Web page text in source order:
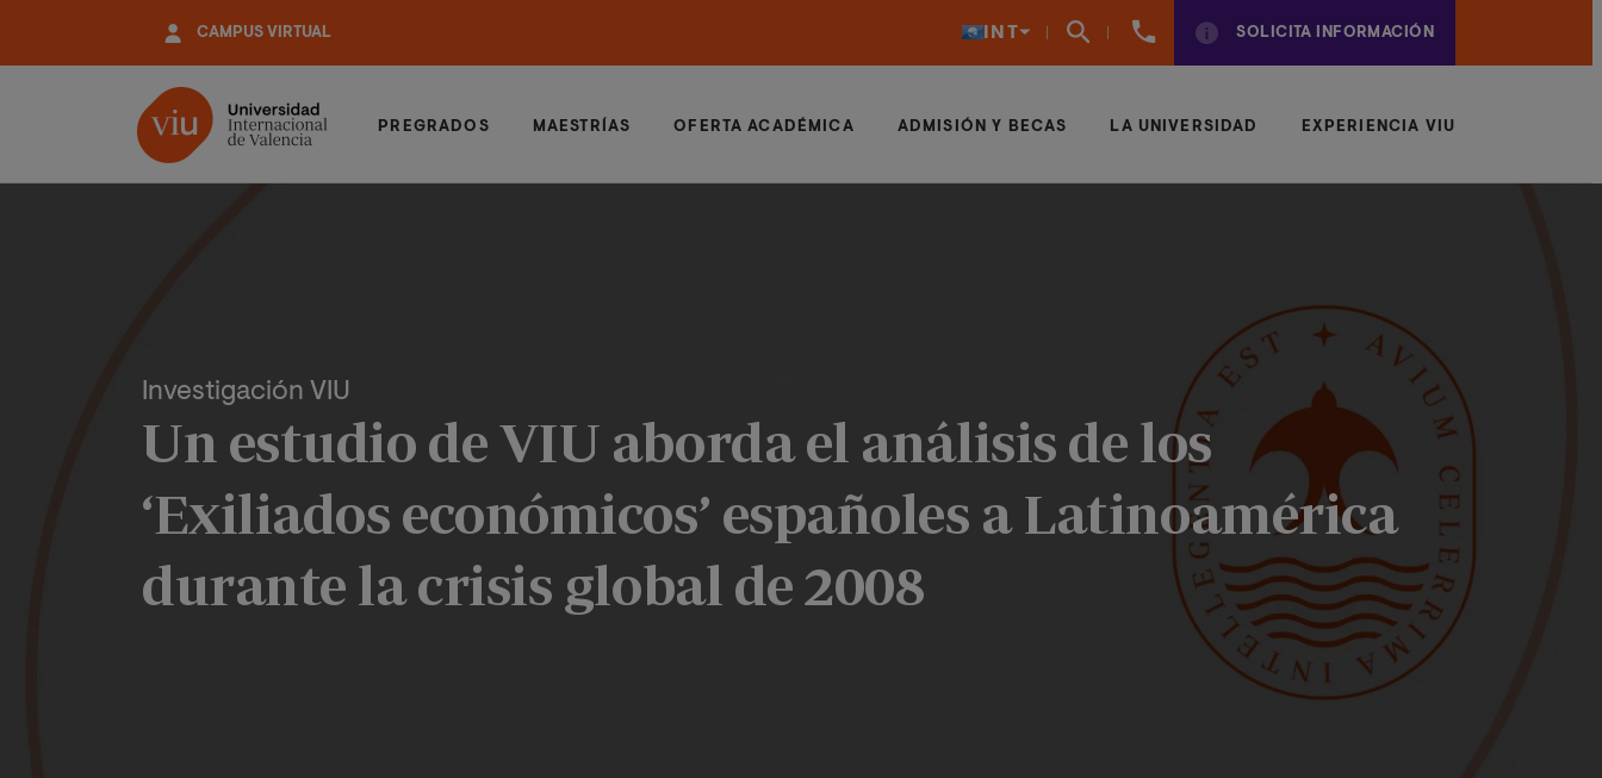
contenido
CAMPUS VIRTUAL INT
961
SOLICITA INFORMACIÓN
PREGRADOS MAESTRÍAS OFERTA ACADÉMICA ADMISIÓN Y BECAS LA UNIVERSIDAD EXPERIENCIA VIU
Investigación VIU
Un estudio de VIU aborda el análisis de los
‘Exiliados económicos’ españoles a Latinoamérica
durante la crisis global de 2008